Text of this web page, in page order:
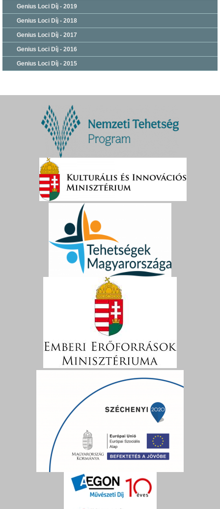
Genius Loci Díj - 2019
Genius Loci Díj - 2018
Genius Loci Díj - 2017
Genius Loci Díj - 2016
Genius Loci Díj - 2015